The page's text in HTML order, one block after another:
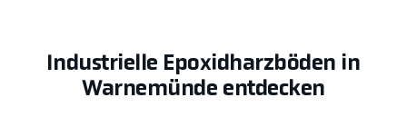
Industrielle Epoxidharzböden in
Warnemünde entdecken